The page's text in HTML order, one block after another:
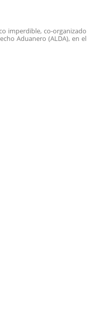
imperdible, co-organizado
Aduanero (ALDA), en el